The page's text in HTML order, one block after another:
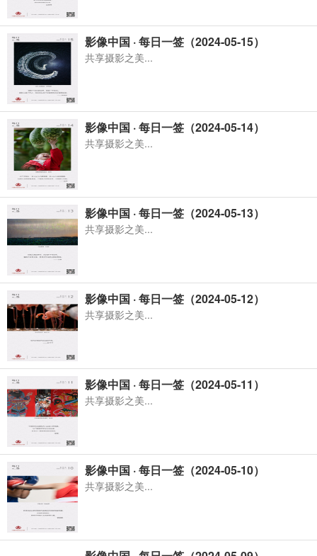
影像中国 · 每日一签（2024-05-15）
共享摄影之美...
影像中国 · 每日一签（2024-05-14）
共享摄影之美...
影像中国 · 每日一签（2024-05-13）
共享摄影之美...
影像中国 · 每日一签（2024-05-12）
共享摄影之美...
影像中国 · 每日一签（2024-05-11）
共享摄影之美...
影像中国 · 每日一签（2024-05-10）
共享摄影之美...